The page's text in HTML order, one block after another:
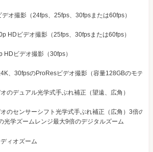
デオ撮影（24fps、25fps、30fpsまたは60fps）
HDビデオ撮影（25fps、30fpsまたは60fps）
HDビデオ撮影（30fps）
、30fpsのProResビデオ撮影（容量128GBのモデル
のデュアル光学式手ぶれ補正（望遠、広角）
オのセンサーシフト光学式手ぶれ補正（広角）3倍の
光学ズームレンジ最大9倍のデジタルズーム
ィオズーム